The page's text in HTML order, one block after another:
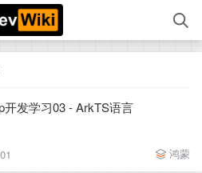
开发学习03 - ArkTS语言
鸿蒙